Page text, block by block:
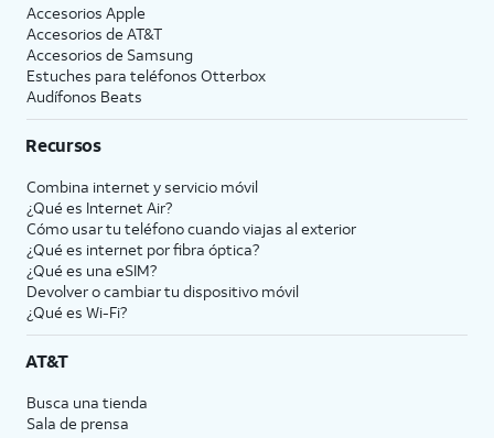
Accesorios Apple
Accesorios de AT&T
Accesorios de Samsung
Estuches para teléfonos Otterbox
Audífonos Beats
Recursos
Combina internet y servicio móvil
¿Qué es Internet Air?
Cómo usar tu teléfono cuando viajas al exterior
¿Qué es internet por fibra óptica?
¿Qué es una eSIM?
Devolver o cambiar tu dispositivo móvil
¿Qué es Wi-Fi?
AT&T
Busca una tienda
Sala de prensa